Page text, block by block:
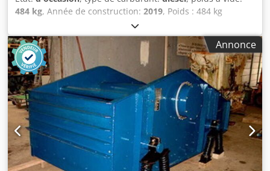
484 kg, Année de construction: 2019, Poids : 484 kg
Csdpfjxw H Hcox Aqlsrf Force de frappe : 59 kn Diesel, 1
cylindre Hatz (1b40)\ Marche avant/arrière. Démarrage
électrique. Largeur de plaque : 60 cm Prix à l'unité : €
3.400,- HT Plusieurs en stock !
Annonce